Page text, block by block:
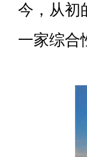
今，从初
一家综合